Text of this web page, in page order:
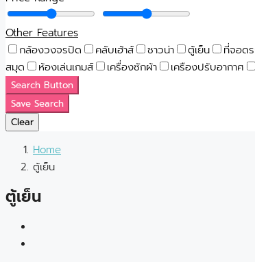
Other Features
กล้องวงจรปิด
คลับเฮ้าส์ ซาวน่า ตู้เย็น ที่จอด
สมุด
ห้องเล่นเกมส์ เครื่องซักผ้า เครืองปรับอากาศ
Search Button
Save Search
Clear
Home
ตู้เย็น
ตู้เย็น